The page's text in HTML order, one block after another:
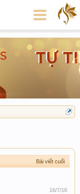
Bài viết cuối
16/7/16